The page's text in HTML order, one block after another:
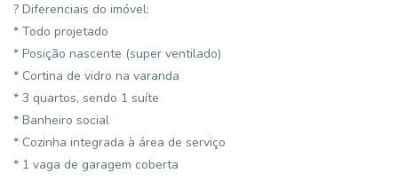
? Diferenciais do imóvel:
* Todo projetado
* Posição nascente (super ventilado)
* Cortina de vidro na varanda
* 3 quartos, sendo 1 suíte
* Banheiro social
* Cozinha integrada à área de serviço
* 1 vaga de garagem coberta